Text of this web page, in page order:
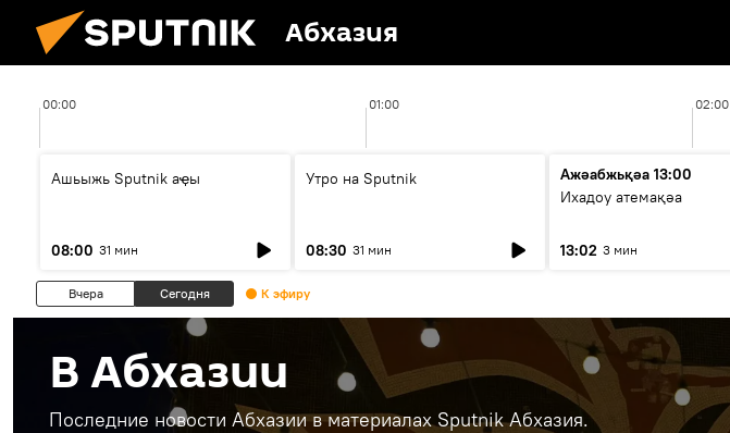
Абхазия
00:00 01:00 02:00
Ашьыжь Sputnik аҿы
08:00 31 мин
Утро на Sputnik
08:30 31 мин
Ажәабжьқәа 13:00
Ихадоу атемақәа
13:02 3 мин
Вчера Сегодня К эфиру
В Абхазии
Последние новости Абхазии в материалах Sputnik Абхазия.